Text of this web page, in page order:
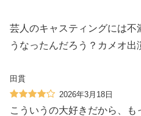
芸人のキャスティングには
うなったんだろう？カメオ出
田貫
2026年3月18日
こういうの大好きだから、